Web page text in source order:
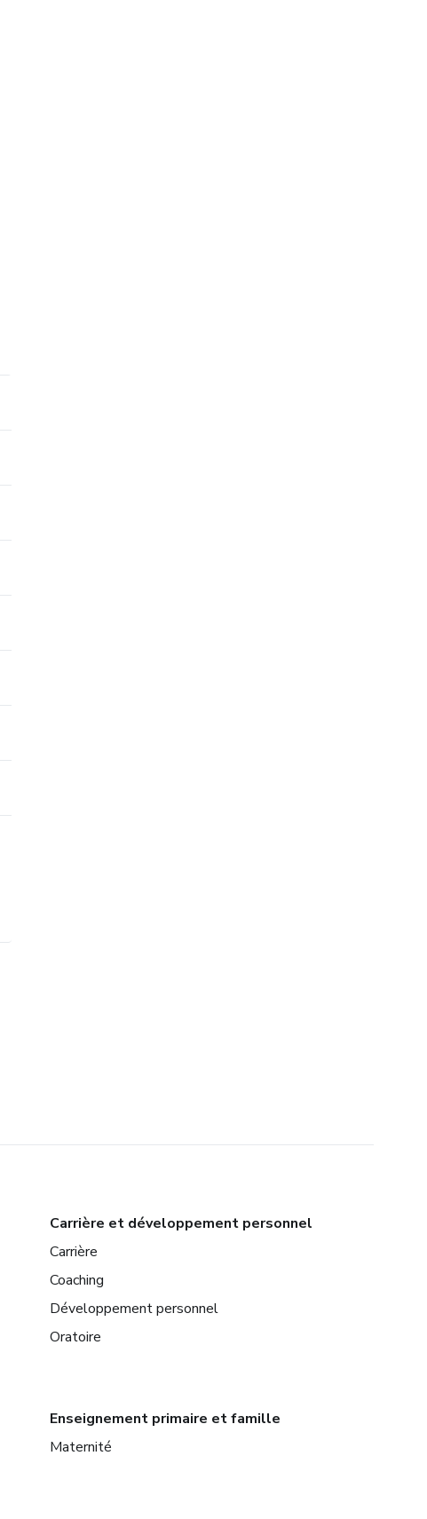
Carrière et développement personnel
Carrière
Coaching
Développement personnel
Oratoire
Enseignement primaire et famille
Maternité